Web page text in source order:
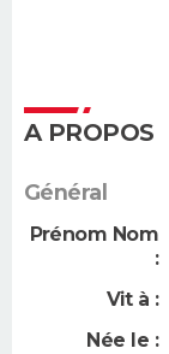
A PROPOS
Général
Prénom Nom
:
Vit à :
Née le :